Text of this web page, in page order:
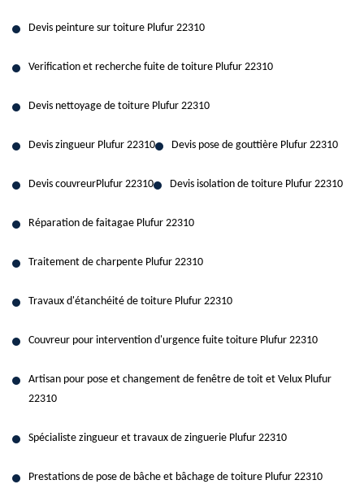
Devis peinture sur toiture Plufur 22310
Verification et recherche fuite de toiture Plufur 22310
Devis nettoyage de toiture Plufur 22310
Devis zingueur Plufur 22310 Devis pose de gouttière Plufur 22310
Devis couvreurPlufur 22310 Devis isolation de toiture Plufur 22310
Réparation de faitagae Plufur 22310
Traitement de charpente Plufur 22310
Travaux d'étanchéité de toiture Plufur 22310
Couvreur pour intervention d'urgence fuite toiture Plufur 22310
Artisan pour pose et changement de fenêtre de toit et Velux Plufur
22310
Spécialiste zingueur et travaux de zinguerie Plufur 22310
Prestations de pose de bâche et bâchage de toiture Plufur 22310